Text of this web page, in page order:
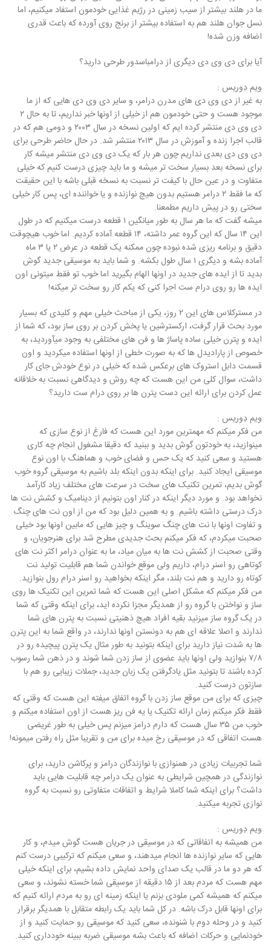
ما در هلند بیشتر از سیب زمینی در رژیم غذایی خودمون استفاد میکنیم، اما
نسل جوان هلند هم به استفاده بیشتر از برنج روی آورده که باعث قدری
اضافه وزن شده!
آیا برای دی وی دی دیگری از درامباسدور طرحی دارید؟
ویم دِوریس :
به غیر از دی وی دی های مدرن درامر، و سایر دی وی دی هایی که از ما
موجود هست و حتی خودمون هم از خیلی از اونها خبر نداریم، تا به حال ۲
دی وی دی منتشر کرده ایم که اولین نسخه در سال ۲۰۰۳ و دومی هم که در
قالب اجرا زنده و آموزش در سال ۲۰۱۳ منتشر شد. در حال حاضر طرحی برای
دی وی دی بعدی نداریم چون هر بار که یک دی وی دی منتشر میشه کار
برای نسخه بعد بسیار سخت تر میشه و ما باید چیزی درست کنیم که خیلی
متفاوت و در عین حال با کیفت تر نسبت به نسخه قبلی باشه با این حقیقت
که ما فقط ۲ درامر هستیم بدون هیچ نوازنده و یا خواننده ای، پس کار خیلی
سختی رو در پیش داریم مطمعنا.
میشه گفت که ما هر سال به طور میانگین ۱ قطعه درست میکنیم که در طول
این ۱۴ سال که این گروه عمر داشته، ۱۴ قطعه آماده کردیم. اما خوب هیچوقت
دقیق و برنامه ریزی شده نبوده چون ممکنه یک قطعه در عرض ۲ یا ۳ ماه
آماده بشه و دیگری ۱ سال طول بکشه. و شما باید به موسیقی جدید گوش
بدید تا از ایده های جدید در اونها الهام بگیرید اما خوب تو فقط میتونی اون
ایده ها رو روی درام ست اجرا کنی که یکم کار رو سخت تر میکنه!
در مسترکلاس های این ۲ روز، یکی از مباحث خیلی مهم و کلیدی که بسیار
مورد بحث قرار گرفت، ارکسترشین یا پخش کردن بر روی ساز بود، که شما از
ایده و پترن خیلی ساده پاساژ ها و فن های مختلفی به وجود میآوردید، به
خصوص از پارادیدل ها که به صورت خطی از اونها استفاده میکردید و اون
قسمت دابل استروک های برعکس شده که خیلی در نوع خودش جای کار
داشت، سوال کلی من این هست که چه روش و دیدگاهی نسبت به خلاقانه
عمل کردن برای ارائه این دست پترن ها بر روی درام ست دارید؟
ویم دِوریس :
من فکر میکنم که مهمترین مورد این هست که فارغ از نوع سازی که
مینوازید، به خودتون گوش بدید و ببنید که دقیقا مشغول انجام چه کاری
هستید و سعی کنید که یک حس و فضای خوب و هماهنگ با اون نوع
موسیقی ایجاد کنید. برای اینکه بدون اینکه بلد باشیم به موسیقی گروه خوب
گوش بدیم، تمرین تکنیک های سخت در سرعت های مختلف زیاد کارآمد
نخواهد بود. و مورد دیگر اینکه در کنار اون بتونیم از دینامیک و کشش نت ها
درک درستی داشته باشیم. و به همین دلیل بود که من از اون نت های چنگ
و تفاوت اونها با نت های چنگ سوینگ و چیز هایی که مابین اونها بود خیلی
صحبت میکردم، که فکر میکنم بحث جدیدی مطرح شد برای هنرجویان، و
وقتی صحبت از کشش نت ها به میان میاد، ما به عنوان درامر اکثر نت های
کوتاهی رو اسنر درام، داریم ولی موقع خواندن شما هم قابلیت تولید نت
کوتاه رو دارید و هم نت بلند، مگر اینکه بخواهید رو اسنر درام رول بنوازید.
من فکر میکنم که مشکل اصلی این هست که شما تمرین این تکنیک ها روی
ساز و نواختن با گروه رو از همدیگر مجزا نکرده اید، برای اینکه وقتی که شما
در یک گروه ساز میزنید بقیه افراد هیچ ذهنیتی نسبت به پترن های شما
ندارند و اصلا علاقه ای هم به دونستن اونها ندارند، در واقع شما به این پترن
ها به شدت نیاز دارید برای اینکه بتونید به طور مثال یک پترن پیچیده رو در
۷/۸ بنوازید ولی اونها باید عضوی از ساز زدن شما شوند و در ذهن شما رسوب
کرده باشند تا بتونید مثل یادگرفتن یک زبان جدید، جملات زیبایی رو هم با
سازتون درست کنید.
چیزی که برای من موقع ساز زدن با گروه اتفاق میفته این هست که وقتی که
فقط فکر میکنم زمان ارائه تکنیک یا یه فن ریز هست از اون استفاده میکنم و
خوب من ۳۵ سال هست که دارم درامز میزنم پس خیلی به طور غریضی
هست اتفاقی که در موسیقی رخ میده برای من و تقریبا مثل راه رفتن میمونه!
شما تجربیات زیادی در همنوازی با نوازندگان درامز و پرکاشن دارید، برای
نوازندگی در همچین شرایطی به عنوان یک درامر چه قابلیت هایی باید
داشت؟ برای اینکه شما کاملا شرایط و اتفاقات متفاوتی رو نسبت به گروه
نوازی تجربه میکنید.
ویم دِوریس :
من همیشه به اتفاقاتی که در موسیقی در جریان هست گوش میدم، و کار
هایی که سایر نوازنده ها انجام میدهند، و سعی میکنم که ترکیبی درست کنم
که هر دو ما در قالب یک صدای واحد نمایش داده بشیم، برای اینکه خیلی
مهم هست که مردم بعد از ۱۵ دقیقه از موسیقی شما خسته نشوند، و سعی
میکنم که همیشه کمی ملودی بزنم یا اینکه زمینه ای رو به مردم ارائه کنیم که
برای اونها قابل درک باشه. در کل شما باید یک رابطه متقابل با همدیگر برقرار
کنید و در وحله دوم با شنونده، سعی کنید که موسیقی رو حمایت کنید و از
خودنمایی و حرکات اضافه که باعث بشه موسیقی ضربه ببینه خودداری کنید.